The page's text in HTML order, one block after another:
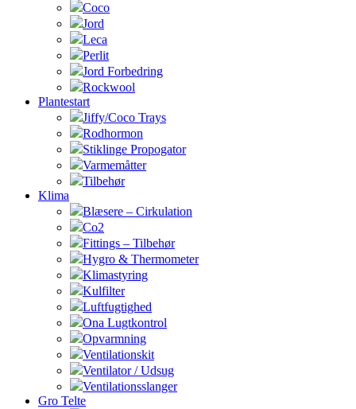
Coco
Jord
Leca
Perlit
Jord Forbedring
Rockwool
Plantestart
Jiffy/Coco Trays
Rodhormon
Stiklinge Propogator
Varmemåtter
Tilbehør
Klima
Blæsere – Cirkulation
Co2
Fittings – Tilbehør
Hygro & Thermometer
Klimastyring
Kulfilter
Luftfugtighed
Ona Lugtkontrol
Opvarmning
Ventilationskit
Ventilator / Udsug
Ventilationsslanger
Gro Telte